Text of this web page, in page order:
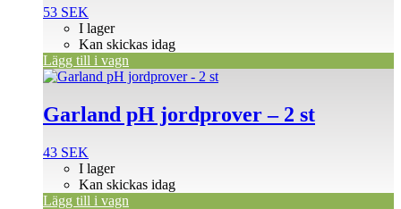
53 SEK
I lager
Kan skickas idag
Lägg till i vagn
Garland pH jordprover – 2 st
43 SEK
I lager
Kan skickas idag
Lägg till i vagn